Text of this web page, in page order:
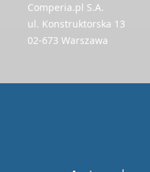
Comperia.pl S.A.
ul. Konstruktorska 13
02-673 Warszawa